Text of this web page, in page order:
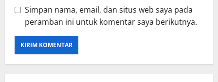
Simpan nama, email, dan situs web saya pada
peramban ini untuk komentar saya berikutnya.